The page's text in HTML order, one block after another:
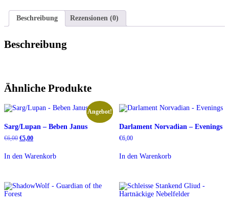
Beschreibung
Rezensionen (0)
Beschreibung
Ähnliche Produkte
Angebot!
Sarg/Lupan – Beben Janus
€6,00 Ursprünglicher
war:
€6,00
€5,00Aktueller
€5,00.
In den Warenkorb
Darlament Norvadian – Evenings
€6,00
In den Warenkorb